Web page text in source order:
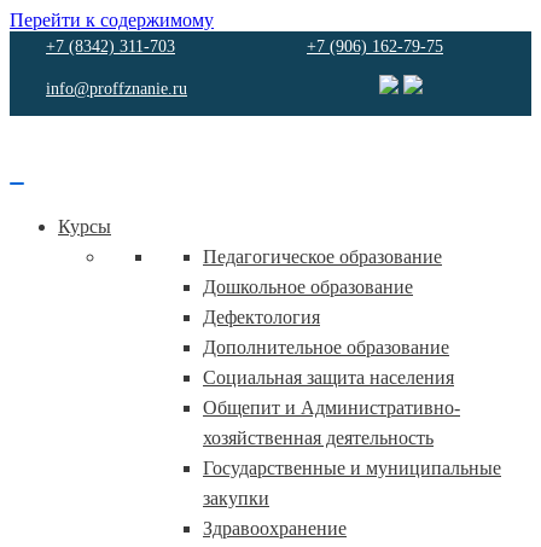
Перейти к содержимому
+7 (8342) 311-703 +7 (906) 162-79-75
info@proffznanie.ru
Курсы
Педагогическое образование
Дошкольное образование
Дефектология
Дополнительное образование
Социальная защита населения
Общепит и Административно-
хозяйственная деятельность
Государственные и муниципальные
закупки
Здравоохранение